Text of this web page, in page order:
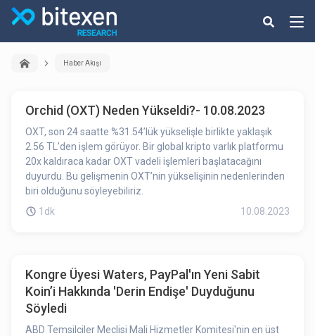
Haber Akışı
Orchid (OXT) Neden Yükseldi?- 10.08.2023
OXT, son 24 saatte %31.54’lük yükselişle birlikte yaklaşık
2.56 TL’den işlem görüyor. Bir global kripto varlık platformu
20x kaldıraca kadar OXT vadeli işlemleri başlatacağını
duyurdu. Bu gelişmenin OXT’nin yükselişinin nedenlerinden
biri olduğunu söyleyebiliriz.
1dk
10.08.2023
Kongre Üyesi Waters, PayPal'ın Yeni Sabit
Koin’i Hakkında 'Derin Endişe' Duyduğunu
Söyledi
ABD Temsilciler Meclisi Mali Hizmetler Komitesi'nin en üst